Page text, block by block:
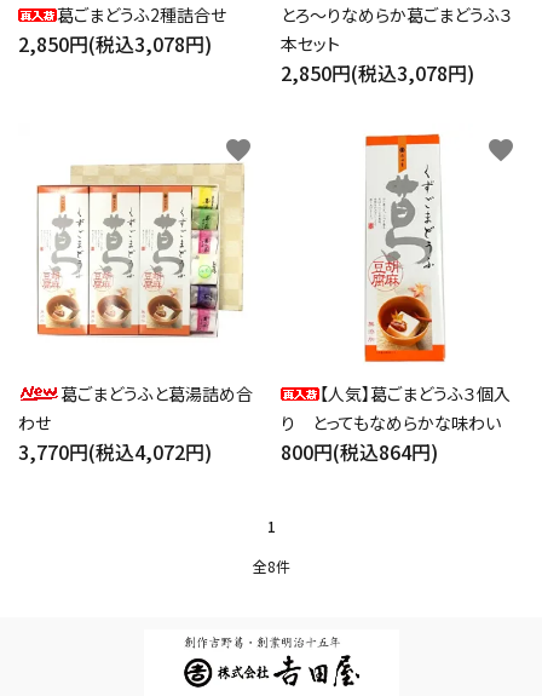
葛ごまどうふ2種詰合せ
2,850円(税込3,078円)
とろ～りなめらか葛ごまどうふ３
本セット
2,850円(税込3,078円)
葛ごまどうふと葛湯詰め合
わせ
3,770円(税込4,072円)
favorite
【人気】葛ごまどうふ３個入
り とってもなめらかな味わい
800円(税込864円)
favorite
1
全8件